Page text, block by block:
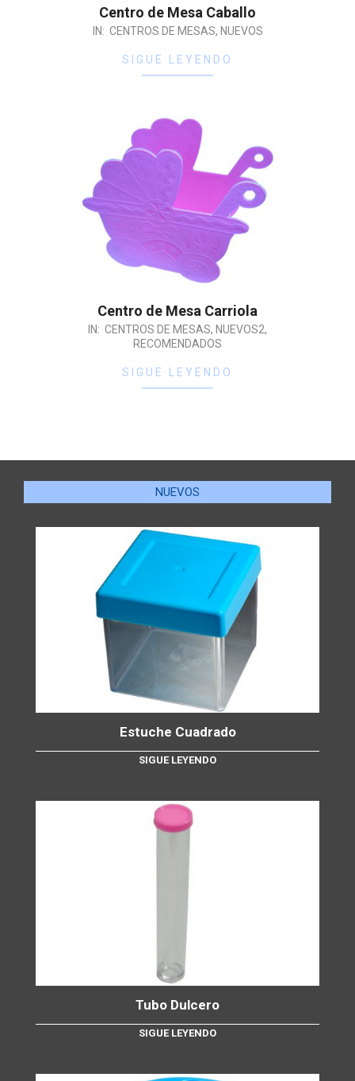
Centro de Mesa Caballo
IN: CENTROS DE MESAS, NUEVOS
SIGUE LEYENDO
Centro de Mesa Carriola
IN: CENTROS DE MESAS, NUEVOS2,
RECOMENDADOS
SIGUE LEYENDO
NUEVOS
Estuche Cuadrado
SIGUE LEYENDO
Tubo Dulcero
SIGUE LEYENDO